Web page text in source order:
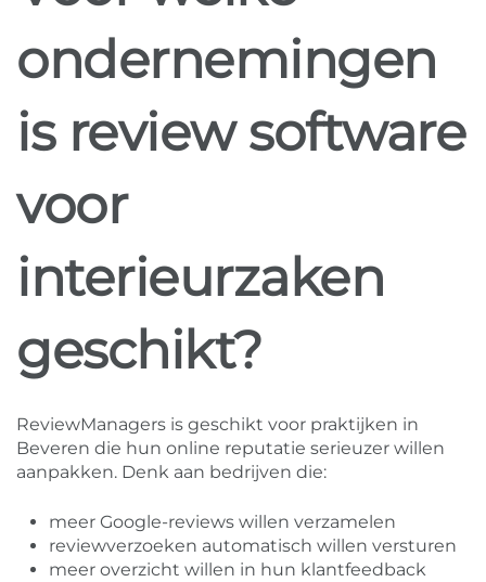
ondernemingen
is review software
voor
interieurzaken
geschikt?
ReviewManagers is geschikt voor praktijken in
Beveren die hun online reputatie serieuzer willen
aanpakken. Denk aan bedrijven die:
meer Google-reviews willen verzamelen
reviewverzoeken automatisch willen versturen
meer overzicht willen in hun klantfeedback